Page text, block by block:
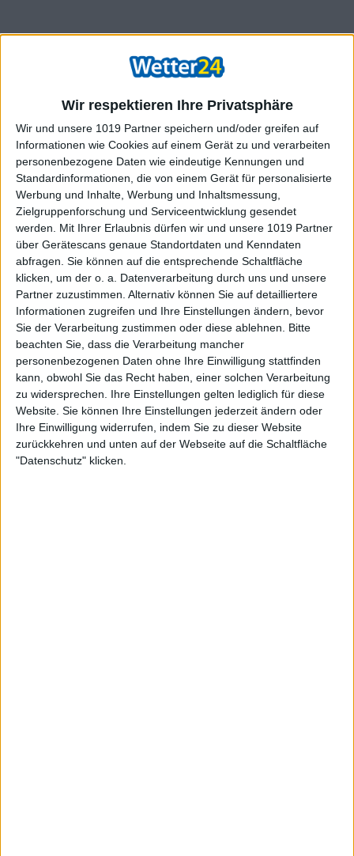
Wir respektieren Ihre Privatsphäre
Wir und unsere 1019 Partner speichern und/oder greifen auf
Informationen wie Cookies auf einem Gerät zu und verarbeiten
personenbezogene Daten wie eindeutige Kennungen und
Standardinformationen, die von einem Gerät für personalisierte
Werbung und Inhalte, Werbung und Inhaltsmessung,
Zielgruppenforschung und Serviceentwicklung gesendet
werden.
Mit Ihrer Erlaubnis dürfen wir und unsere 1019 Partner
über Gerätescans genaue Standortdaten und Kenndaten
abfragen. Sie können auf die entsprechende Schaltfläche
klicken, um der o. a. Datenverarbeitung durch uns und unsere
Partner zuzustimmen. Alternativ können Sie auf detailliertere
Informationen zugreifen und Ihre Einstellungen ändern, bevor
Sie der Verarbeitung zustimmen oder diese ablehnen.
Bitte
beachten Sie, dass die Verarbeitung mancher
personenbezogenen Daten ohne Ihre Einwilligung stattfinden
kann, obwohl Sie das Recht haben, einer solchen Verarbeitung
zu widersprechen. Ihre Einstellungen gelten lediglich für diese
Website. Sie können Ihre Einstellungen jederzeit ändern oder
Ihre Einwilligung widerrufen, indem Sie zu dieser Website
zurückkehren und unten auf der Webseite auf die Schaltfläche
"Datenschutz" klicken.